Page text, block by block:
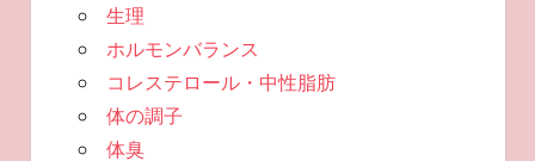
生理
ホルモンバランス
コレステロール・中性脂肪
体の調子
体臭